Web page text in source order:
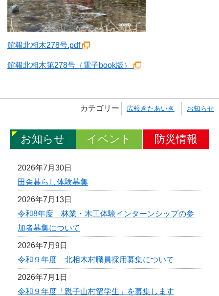
館報北相木278号.pdf
館報北相木第278号（電子book版）
カテゴリー 広報きたあいき お知らせ
お知らせ イベント 防災情報
2026年7月30日
田舎暮らし体験募集
2026年7月13日
令和8年度 林業・木工体験インターンシップの参
加者募集について
2026年7月9日
令和９年度 北相木村職員採用募集について
2026年7月1日
令和９年度「親子山村留学生」を募集します